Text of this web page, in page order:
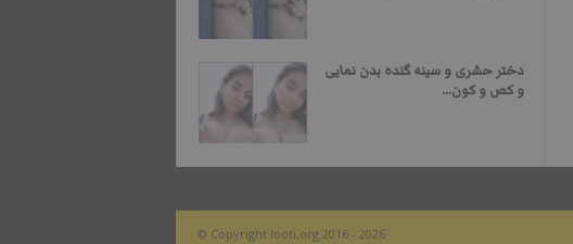
دختر حشری و سینه گنده بدن نمایی
و کص و کون...
© Copyright looti.org 2016 - 2026